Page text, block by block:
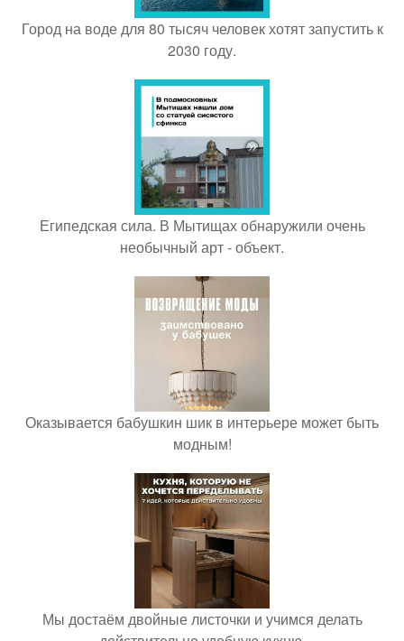
Город на воде для 80 тысяч человек хотят запустить к
2030 году.
Египедская сила. В Мытищах обнаружили очень
необычный арт - объект.
Оказывается бабушкин шик в интерьере может быть
модным!
Мы достаём двойные листочки и учимся делать